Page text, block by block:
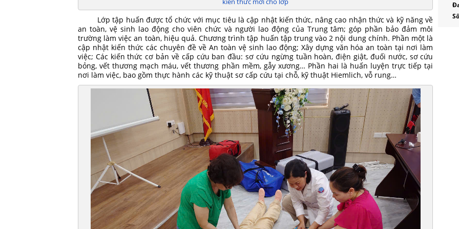
kiến thức mới cho lớp
Lớp tập huấn được tổ chức với mục tiêu là cập nhật kiến thức, nâng cao nhận thức và kỹ năng về
an toàn, vệ sinh lao động cho viên chức và người lao động của Trung tâm; góp phần bảo đảm môi
trường làm việc an toàn, hiệu quả. Chương trình tập huấn tập trung vào 2 nội dung chính. Phần một là
cập nhật kiến thức các chuyên đề về An toàn vệ sinh lao động; Xây dựng văn hóa an toàn tại nơi làm
việc; Các kiến thức cơ bản về cấp cứu ban đầu: sơ cứu ngừng tuần hoàn, điện giật, đuối nước, sơ cứu
bỏng, vết thương mạch máu, vết thương phần mềm, gẫy xương… Phần hai là huấn luyện trực tiếp tại
nơi làm việc, bao gồm thực hành các kỹ thuật sơ cấp cứu tại chỗ, kỹ thuật Hiemlich, vỗ rung…
-